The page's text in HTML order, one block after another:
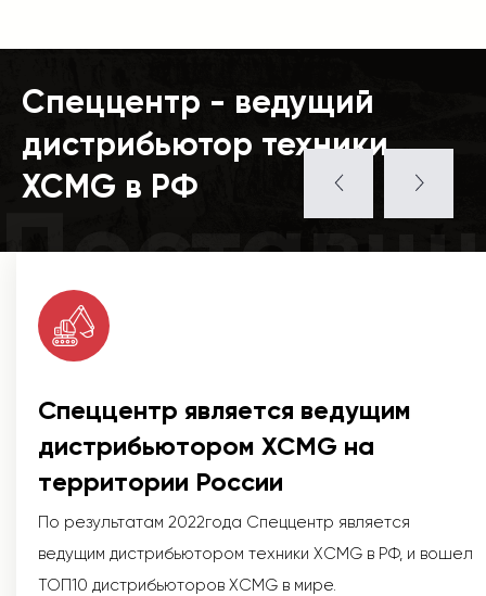
Спеццентр - ведущий
дистрибьютор техники
XCMG в РФ
Спеццентр является ведущим
дистрибьютором XCMG на
территории России
По результатам 2022года Спеццентр является
ведущим дистрибьютором техники XCMG в РФ, и вошел
ТОП10 дистрибьюторов XCMG в мире.